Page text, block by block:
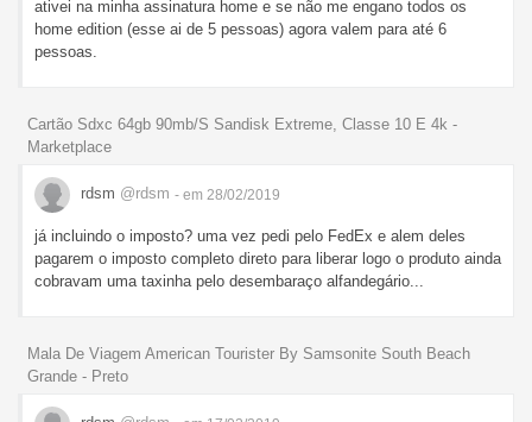
ativei na minha assinatura home e se não me engano todos os
home edition (esse ai de 5 pessoas) agora valem para até 6
pessoas.
Cartão Sdxc 64gb 90mb/S Sandisk Extreme, Classe 10 E 4k -
Marketplace
rdsm @rdsm - em 28/02/2019
já incluindo o imposto? uma vez pedi pelo FedEx e alem deles
pagarem o imposto completo direto para liberar logo o produto ainda
cobravam uma taxinha pelo desembaraço alfandegário...
Mala De Viagem American Tourister By Samsonite South Beach
Grande - Preto